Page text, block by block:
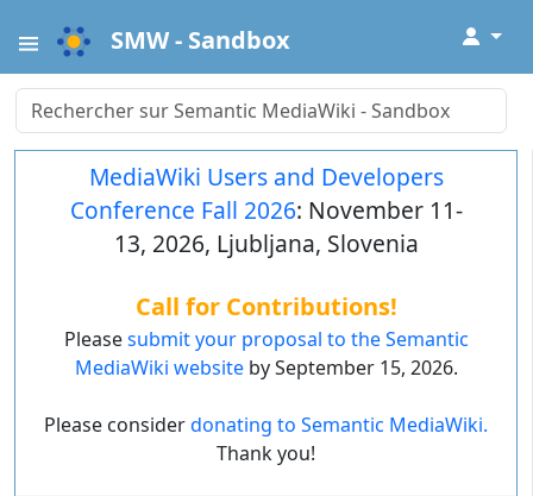
SMW - Sandbox ↓
MediaWiki Users and Developers
Conference Fall 2026: November 11-
13, 2026, Ljubljana, Slovenia
Call for Contributions!
Pleasesubmit your proposal to the Semantic
MediaWiki websiteby September 15, 2026.
Please considerdonating to Semantic MediaWiki.
Thank you!